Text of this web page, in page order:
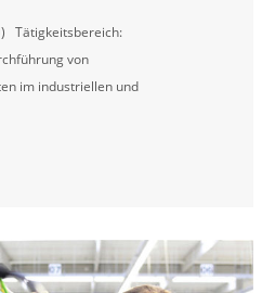
Tätigkeitsbereich:
von
im industriellen und